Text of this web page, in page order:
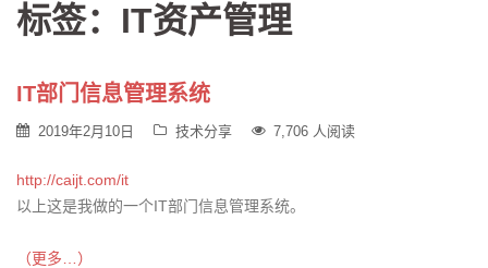
标签：IT资产管理
IT部门信息管理系统
2019年2月10日 技术分享 7,706 人阅读
http://caijt.com/it
以上这是我做的一个IT部门信息管理系统。
（更多…）